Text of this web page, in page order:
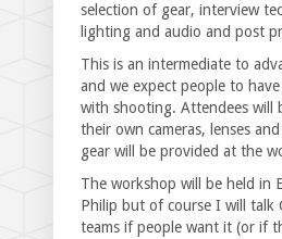
selection of gear, interview
lighting and audio and post
This is an intermediate to
and we expect people to
with shooting. Attendees will
their own cameras, lenses
gear will be provided at the
The workshop will be held in
Philip but of course I will talk
teams if people want it (or if